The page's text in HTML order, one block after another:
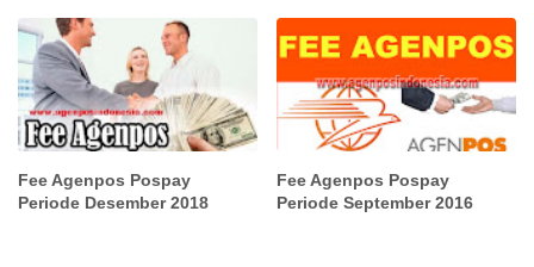
Fee Agenpos Pospay
Periode Desember 2018
Fee Agenpos Pospay
Periode September 2016